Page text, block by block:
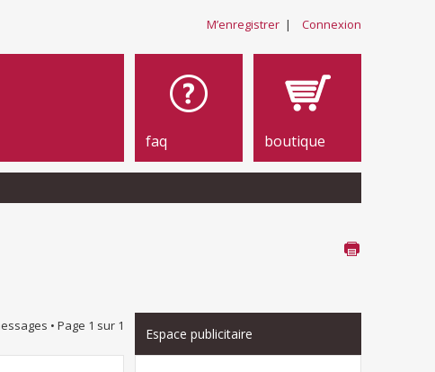
M’enregistrer | Connexion
faq boutique
• Page 1 sur 1 Espace publicitaire